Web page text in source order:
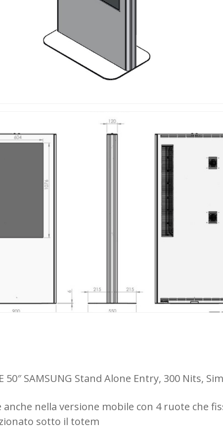
50″ SAMSUNG Stand Alone Entry, 300 Nits,
nella versione mobile con 4 ruote che
sotto il totem